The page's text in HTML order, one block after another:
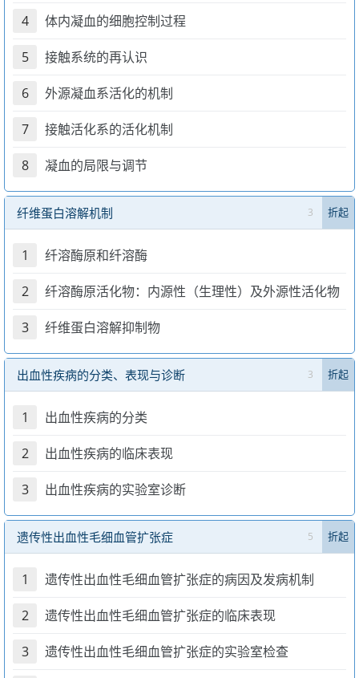
4 体内凝血的细胞控制过程
5 接触系统的再认识
6 外源凝血系活化的机制
7 接触活化系的活化机制
8 凝血的局限与调节
纤维蛋白溶解机制 3 折起
1 纤溶酶原和纤溶酶
2 纤溶酶原活化物：内源性（生理性）及外源性活化物
3 纤维蛋白溶解抑制物
出血性疾病的分类、表现与诊断 3 折起
1 出血性疾病的分类
2 出血性疾病的临床表现
3 出血性疾病的实验室诊断
遗传性出血性毛细血管扩张症 5 折起
1 遗传性出血性毛细血管扩张症的病因及发病机制
2 遗传性出血性毛细血管扩张症的临床表现
3 遗传性出血性毛细血管扩张症的实验室检查